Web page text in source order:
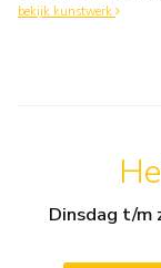
bekijk kunstwerk
Dinsdag t/m